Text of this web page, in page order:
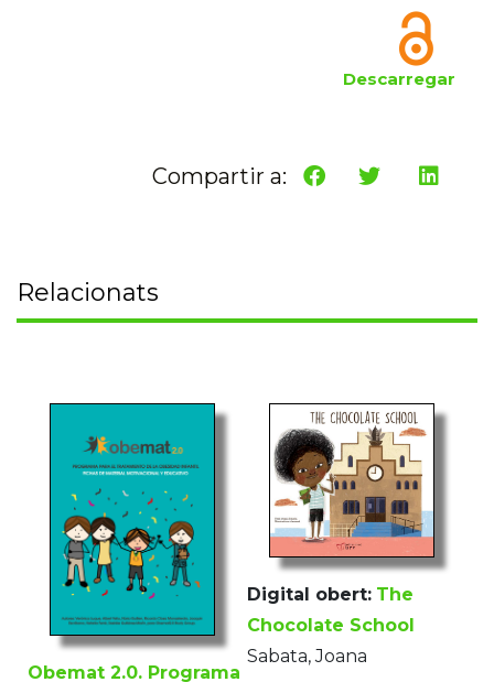
Descarregar
Compartir a:
Relacionats
Obemat 2.0. Programa
Digital obert: The
Chocolate School
Sabata, Joana